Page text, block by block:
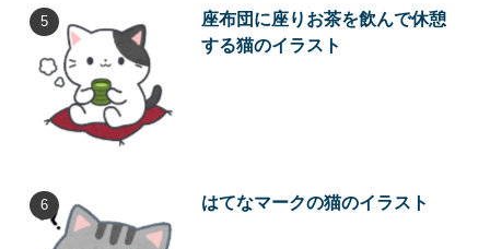
座布団に座りお茶を飲んで休憩
する猫のイラスト
はてなマークの猫のイラスト